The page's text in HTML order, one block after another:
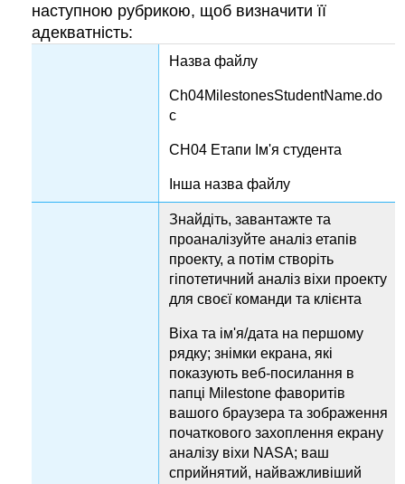
наступною рубрикою, щоб визначити її
адекватність:
Назва файлу
Ch04MilestonesStudentName.do
c
CH04 Етапи Ім'я студента
Інша назва файлу
Знайдіть, завантажте та
проаналізуйте аналіз етапів
проекту, а потім створіть
гіпотетичний аналіз віхи проекту
для своєї команди та клієнта
Віха та ім'я/дата на першому
рядку; знімки екрана, які
показують веб-посилання в
папці Milestone фаворитів
вашого браузера та зображення
початкового захоплення екрану
аналізу віхи NASA; ваш
сприйнятий, найважливіший